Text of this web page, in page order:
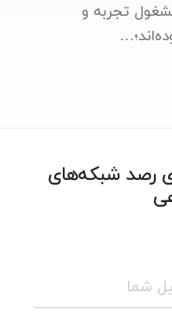
تجربه و
رصد شبکه‌های